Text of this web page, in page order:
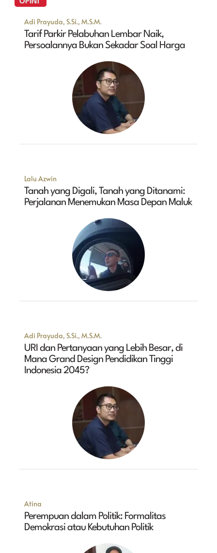
OPINI
Adi Prayuda, S.Si., M.S.M.
Tarif Parkir Pelabuhan Lembar Naik,
Persoalannya Bukan Sekadar Soal Harga
Lalu Azwin
Tanah yang Digali, Tanah yang Ditanami:
Perjalanan Menemukan Masa Depan Maluk
Adi Prayuda, S.Si., M.S.M.
URI dan Pertanyaan yang Lebih Besar, di
Mana Grand Design Pendidikan Tinggi
Indonesia 2045?
Atina
Perempuan dalam Politik: Formalitas
Demokrasi atau Kebutuhan Politik